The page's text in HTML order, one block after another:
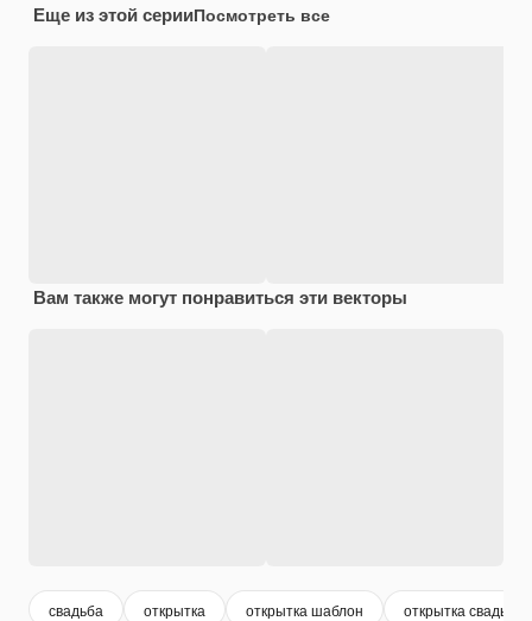
Еще из этой серииПосмотреть все
Вам также могут понравиться эти векторы
свадьба открытка открытка шаблон открытка свадьба